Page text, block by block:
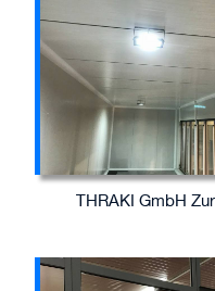
THRAKI GmbH